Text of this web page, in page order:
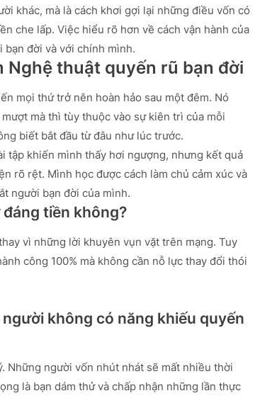
khác, mà là cách khơi gợi lại những điều vốn có
che lấp. Việc hiểu rõ hơn về cách vận hành của
đời và với chính mình.
Nghệ thuật quyến rũ bạn đời
mọi thứ trở nên hoàn hảo sau một đêm. Nó
mà thì tùy thuộc vào sự kiên trì của mỗi
biết bắt đầu từ đâu như lúc trước.
tập khiến mình thấy hơi ngượng, nhưng kết quả
rõ rệt. Mình học được cách làm chủ cảm xúc và
người bạn đời của mình.
tiền không?
vì những lời khuyên vụn vặt trên mạng. Tuy
công 100% mà không cần nỗ lực thay đổi thói
không có năng khiếu quyến
Những người vốn nhút nhát sẽ mất nhiều thời
là bạn dám thử và chấp nhận những lần thực